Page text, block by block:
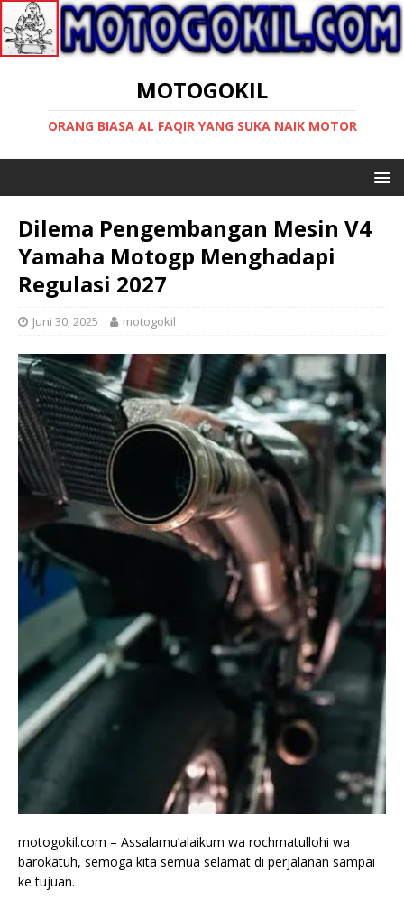
MOTOGOKIL
ORANG BIASA AL FAQIR YANG SUKA NAIK MOTOR
Dilema Pengembangan Mesin V4
Yamaha Motogp Menghadapi
Regulasi 2027
Juni 30, 2025 motogokil
motogokil.com – Assalamu’alaikum wa rochmatullohi wa
barokatuh, semoga kita semua selamat di perjalanan sampai
ke tujuan.